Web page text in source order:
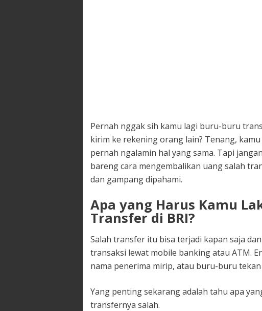
Pernah nggak sih kamu lagi buru-buru
kirim ke rekening orang lain? Tenang,
pernah ngalamin hal yang sama. Tapi
bareng cara mengembalikan uang salah
dan gampang dipahami.
Apa yang Harus Kamu
Transfer di BRI?
Salah transfer itu bisa terjadi kapan saja
transaksi lewat mobile banking atau ATM.
nama penerima mirip, atau buru-buru
Yang penting sekarang adalah tahu apa
transfernya salah.